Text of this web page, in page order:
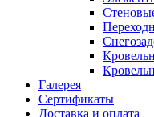
Галерея
Сертификаты
Доставка и оплата